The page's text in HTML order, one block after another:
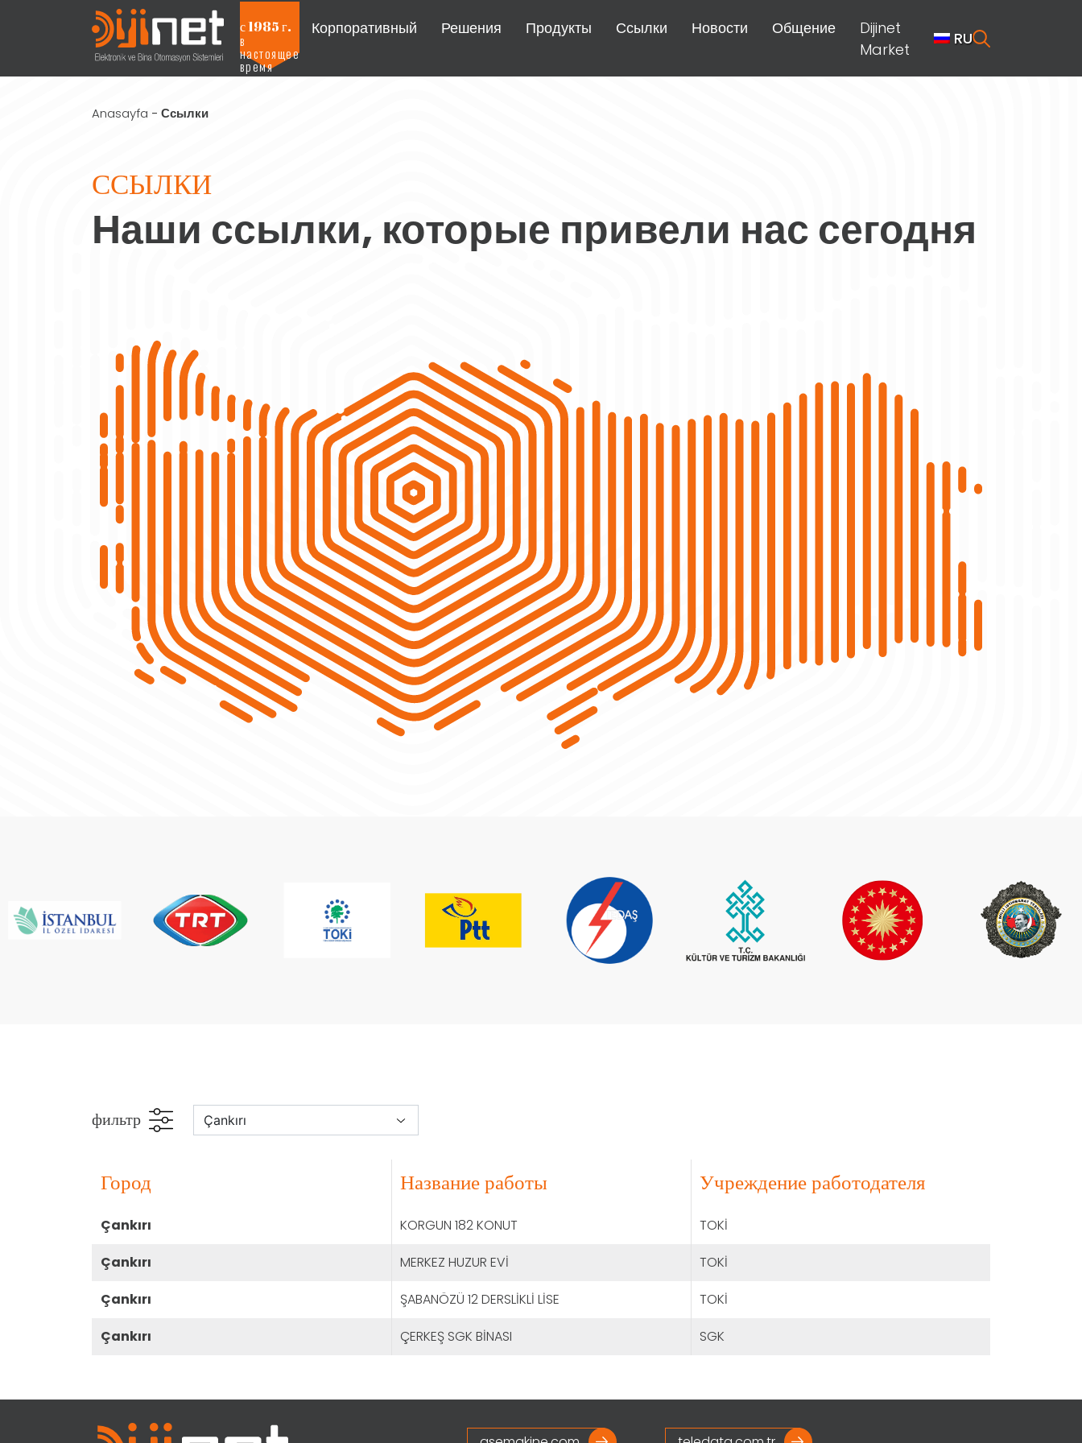
с 1985 г.
в
настоящее
время
Корпоративный Решения Продукты Ссылки Новости Общение
Dijinet
Market
RU
Projeleri Görmek İçin Tıklayınız
Anasayfa - Ссылки
ССЫЛКИ
Наши ссылки, которые привели нас сегодня
фильтр
город Название работы Учреждение работодателя
çankırı KORGUN 182 KONUT
TOKİ
çankırı
MERKEZ HUZUR EVİ
TOKİ
çankırı
ŞABANÖZÜ 12 DERSLİKLİ LİSE
TOKİ
çankırı
ÇERKEŞ SGK BİNASI SGK